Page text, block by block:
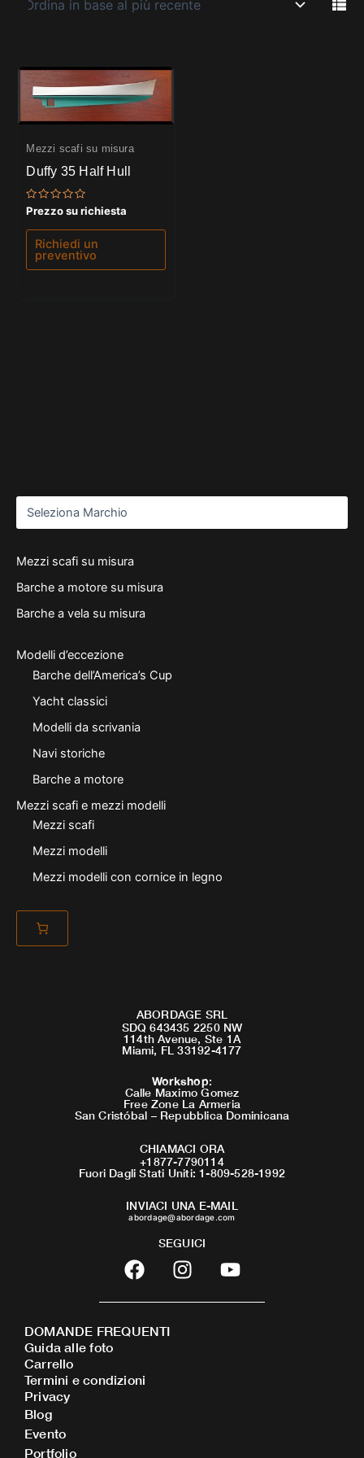
Mezzi scafi su misura
Barche a motore su misura
Barche a vela su misura
Modelli d’eccezione
Barche dell’America’s Cup
Yacht classici
Modelli da scrivania
Navi storiche
Barche a motore
Mezzi scafi e mezzi modelli
Mezzi scafi
Mezzi modelli
Mezzi modelli con cornice in legno
Mezzi scafi su misura
Duffy 35 Half Hull
Valutato
0
su
Prezzo su richiesta
Richiedi un
preventivo
ABORDAGE SRL
SDQ 643435 2250 NW
114th Avenue, Ste 1A
Miami, FL 33192-4177
Workshop:
Calle Maximo Gomez
Free Zone La Armeria
San Cristóbal – Repubblica Dominicana
CHIAMACI ORA
+1877-7790114
Fuori Dagli Stati Uniti: 1-809-528-1992
INVIACI UNA E-MAIL
abordage@abordage.com
SEGUICI
F
a
c
b
o
I
n
s
Y
o
u
DOMANDE FREQUENTI
Guida alle foto
Carrello
Termini e condizioni
Privacy
Blog
Evento
Portfolio